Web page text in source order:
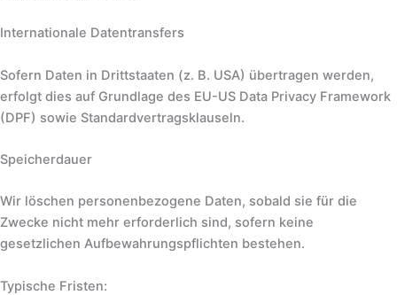
Internationale Datentransfers
Sofern Daten in Drittstaaten (z. B. USA) übertragen werden,
erfolgt dies auf Grundlage des EU-US Data Privacy Framework
(DPF) sowie Standardvertragsklauseln.
Speicherdauer
Wir löschen personenbezogene Daten, sobald sie für die
Zwecke nicht mehr erforderlich sind, sofern keine
gesetzlichen Aufbewahrungspflichten bestehen.
Typische Fristen: